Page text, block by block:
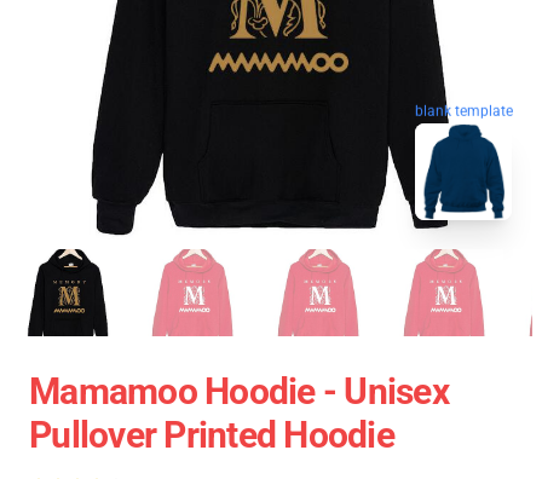
blank template
Mamamoo Hoodie - Unisex
Pullover Printed Hoodie